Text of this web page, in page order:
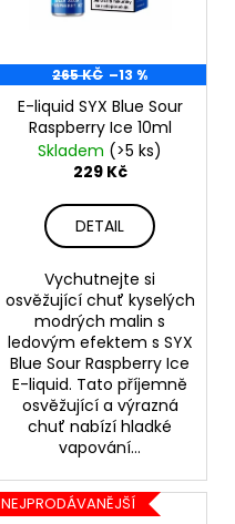
265 KČ –13 %
E-liquid SYX Blue Sour
Raspberry Ice 10ml
Skladem (>5 ks)
229 Kč
DETAIL
Vychutnejte si
osvěžující chuť kyselých
modrých malin s
ledovým efektem s SYX
Blue Sour Raspberry Ice
E-liquid. Tato příjemně
osvěžující a výrazná
chuť nabízí hladké
vapování...
NEJPRODÁVANĚJŠÍ